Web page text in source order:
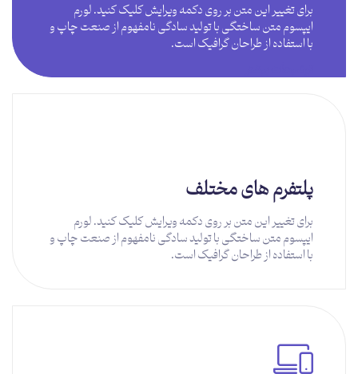
برای تغییر این متن بر روی دکمه ویرایش کلیک کنید. لورم
ایپسوم متن ساختگی با تولید سادگی نامفهوم از صنعت چاپ و
با استفاده از طراحان گرافیک است.
پلتفرم های مختلف
برای تغییر این متن بر روی دکمه ویرایش کلیک کنید. لورم
ایپسوم متن ساختگی با تولید سادگی نامفهوم از صنعت چاپ و
با استفاده از طراحان گرافیک است.